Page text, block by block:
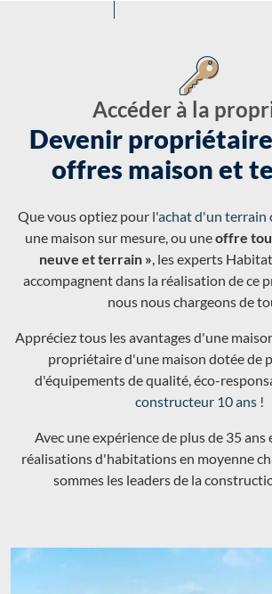
Accéder à la
Devenir propriétaire
offres maison et
Que vous optiez pour l'achat d'un terrain
une maison sur mesure, ou uneoffre
neuve et terrain », les experts
accompagnent dans la réalisation de ce
nous nous chargeons de
Appréciez tous les avantages d'une
propriétaire d'une maison dotée de
d'équipements de qualité, éco-
constructeur 10 ans!
Avec une expérience de plus de 35 ans
réalisations d'habitations en moyenne
sommes les leaders de la